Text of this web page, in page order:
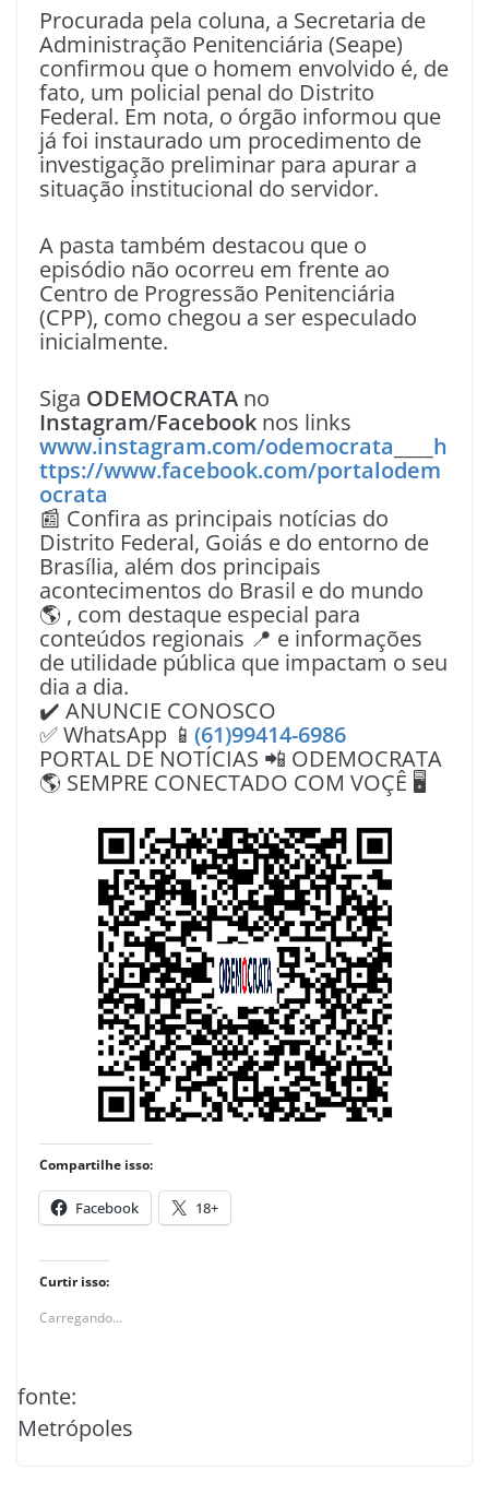
Procurada pela coluna, a Secretaria de
Administração Penitenciária (Seape)
confirmou que o homem envolvido é, de
fato, um policial penal do Distrito
Federal. Em nota, o órgão informou que
já foi instaurado um procedimento de
investigação preliminar para apurar a
situação institucional do servidor.
A pasta também destacou que o
episódio não ocorreu em frente ao
Centro de Progressão Penitenciária
(CPP), como chegou a ser especulado
inicialmente.
Siga ODEMOCRATA no
Instagram/Facebook nos links
www.instagram.com/odemocrata
h
ttps://www.facebook.com/portalodem
ocrata
📰 Confira as principais notícias do
Distrito Federal, Goiás e do entorno de
Brasília, além dos principais
acontecimentos do Brasil e do mundo
🌎 , com destaque especial para
conteúdos regionais 📍 e informações
de utilidade pública que impactam o seu
dia a dia.
✔️ ANUNCIE CONOSCO
✅ WhatsApp 📱 (61)99414-6986
PORTAL DE NOTÍCIAS 📲 ODEMOCRATA
🌎 SEMPRE CONECTADO COM VOÇÊ 🖥️
Compartilhe isso:
Facebook 18+
Curtir isso:
Carregando...
fonte:
Metrópoles